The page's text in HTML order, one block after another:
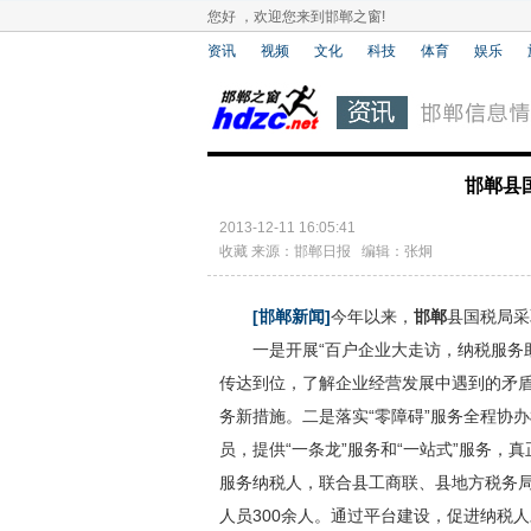
您好 ，欢迎您来到邯郸之窗!
资讯 视频 文化 科技 体育 娱乐
邯郸县
2013-12-11 16:05:41
收藏 来源：邯郸日报 编辑：张炯
[邯郸新闻]今年以来， 邯郸县国税局
一是开展“百户企业大走访，纳税服务
传达到位，了解企业经营发展中遇到的矛
务新措施。二是落实“零障碍”服务全程协
员，提供“一条龙”服务和“一站式”服务，
服务纳税人，联合县工商联、县地方税务
人员300余人。通过平台建设，促进纳税